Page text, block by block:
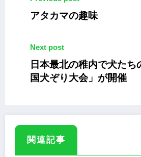
アタカマの趣味
Next post
日本最北の稚内で犬たち
国犬ぞり大会」が開催
関連記事